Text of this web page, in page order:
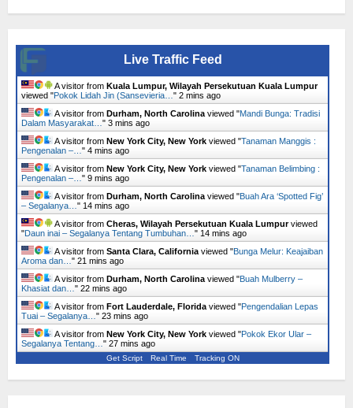
Live Traffic Feed
A visitor from Kuala Lumpur, Wilayah Persekutuan Kuala Lumpur
viewed "Pokok Lidah Jin (Sansevieria… " 2 mins ago
A visitor from Durham, North Carolina viewed "Mandi Bunga: Tradisi
Dalam Masyarakat… " 3 mins ago
A visitor from New York City, New York viewed "Tanaman Manggis :
Pengenalan –… " 4 mins ago
A visitor from New York City, New York viewed "Tanaman Belimbing :
Pengenalan –… " 9 mins ago
A visitor from Durham, North Carolina viewed "Buah Ara ‘Spotted Fig’
– Segalanya… " 14 mins ago
A visitor from Cheras, Wilayah Persekutuan Kuala Lumpurviewed
"Daun inai – Segalanya Tentang Tumbuhan… " 14 mins ago
A visitor from Santa Clara, California viewed "Bunga Melur: Keajaiban
Aroma dan… " 21 mins ago
A visitor from Durham, North Carolina viewed "Buah Mulberry –
Khasiat dan… " 22 mins ago
A visitor from Fort Lauderdale, Florida viewed "Pengendalian Lepas
Tuai – Segalanya… " 23 mins ago
A visitor from New York City, New York viewed "Pokok Ekor Ular –
Segalanya Tentang… " 27 mins ago
Get Script Real Time Tracking ON